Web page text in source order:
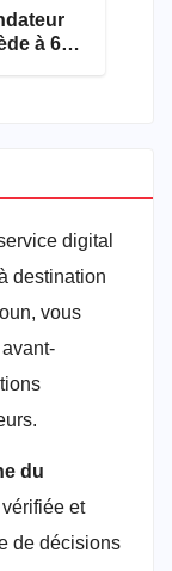
à 69
digital
destination
vous
du
et
de décisions